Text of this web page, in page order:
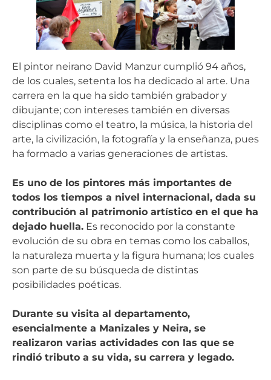
El pintor neirano David Manzur cumplió 94 años,
de los cuales, setenta los ha dedicado al arte. Una
carrera en la que ha sido también grabador y
dibujante; con intereses también en diversas
disciplinas como el teatro, la música, la historia del
arte, la civilización, la fotografía y la enseñanza, pues
ha formado a varias generaciones de artistas.
Es uno de los pintores más importantes de
todos los tiempos a nivel internacional, dada su
contribución al patrimonio artístico en el que ha
dejado huella. Es reconocido por la constante
evolución de su obra en temas como los caballos,
la naturaleza muerta y la figura humana; los cuales
son parte de su búsqueda de distintas
posibilidades poéticas.
Durante su visita al departamento,
esencialmente a Manizales y Neira, se
realizaron varias actividades con las que se
rindió tributo a su vida, su carrera y legado.